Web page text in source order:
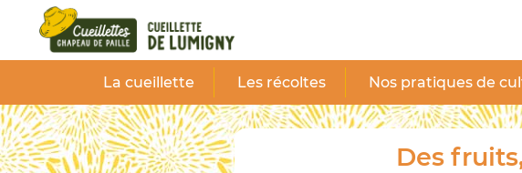
La cueillette Les récoltes Nos pratiques de
Des
Panneau de gestion des cookies